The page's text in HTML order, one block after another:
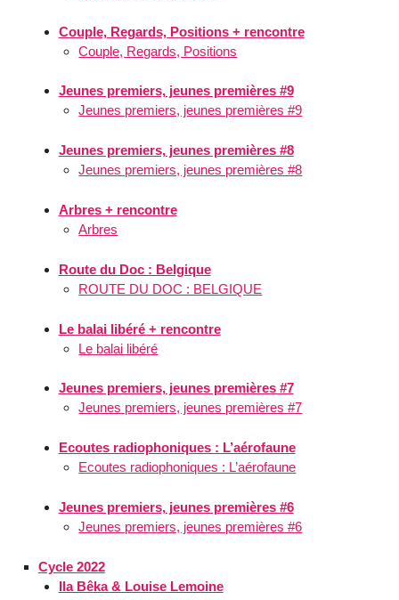
Couple, Regards, Positions + rencontre
Couple, Regards, Positions
Jeunes premiers, jeunes premières #9
Jeunes premiers, jeunes premières #9
Jeunes premiers, jeunes premières #8
Jeunes premiers, jeunes premières #8
Arbres + rencontre
Arbres
Route du Doc : Belgique
ROUTE DU DOC : BELGIQUE
Le balai libéré + rencontre
Le balai libéré
Jeunes premiers, jeunes premières #7
Jeunes premiers, jeunes premières #7
Ecoutes radiophoniques : L’aérofaune
Ecoutes radiophoniques : L’aérofaune
Jeunes premiers, jeunes premières #6
Jeunes premiers, jeunes premières #6
Cycle 2022
Ila Bêka & Louise Lemoine